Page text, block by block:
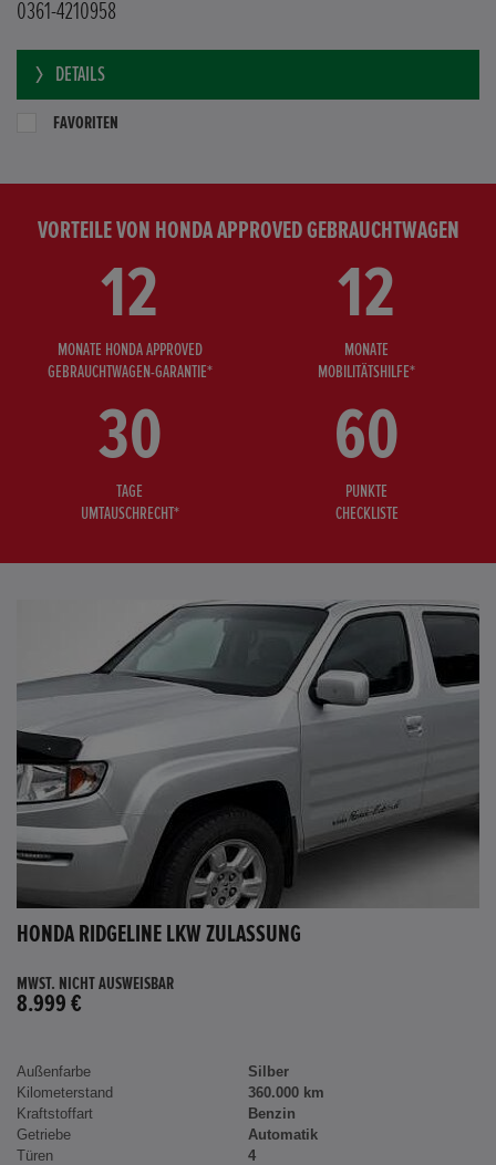
0361-4210958
DETAILS
FAVORITEN
VORTEILE VON HONDA APPROVED GEBRAUCHTWAGEN
12
MONATE HONDA APPROVED
GEBRAUCHTWAGEN-GARANTIE*
12
MONATE
MOBILITÄTSHILFE*
30
TAGE
UMTAUSCHRECHT*
60
PUNKTE
CHECKLISTE
HONDA RIDGELINE LKW ZULASSUNG
MWST. NICHT AUSWEISBAR
8.999 €
Außenfarbe
Silber
Kilometerstand
360.000 km
Kraftstoffart
Benzin
Getriebe
Automatik
Türen
4